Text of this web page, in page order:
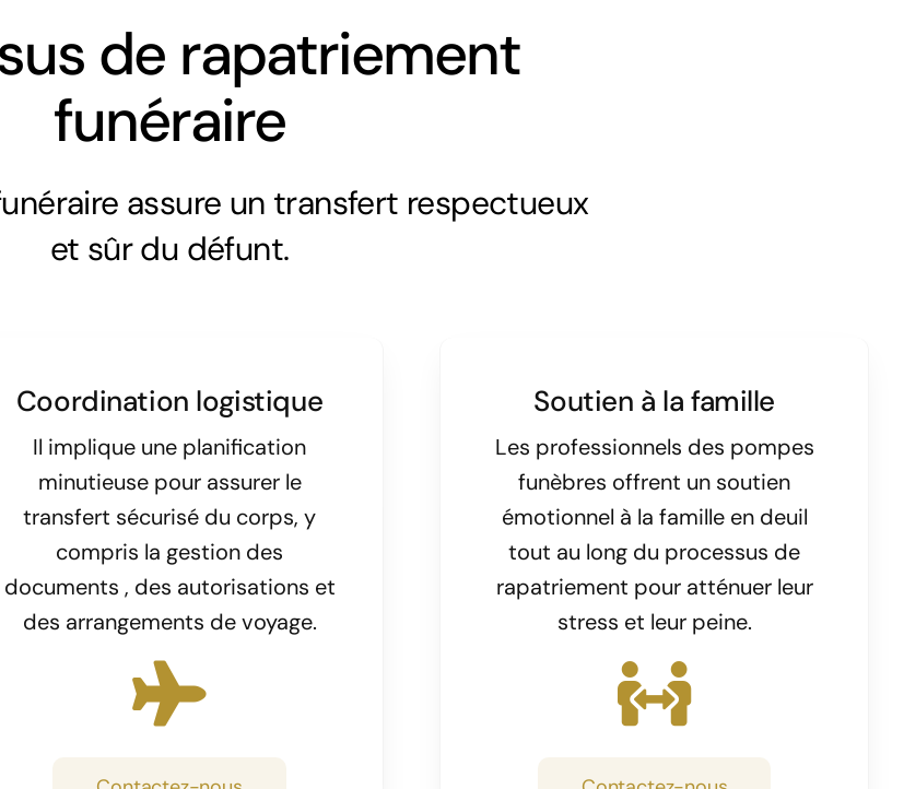
de rapatriement
funéraire
assure un transfert respectueux
et sûr du défunt.
Coordination logistique
Il implique une planification
minutieuse pour assurer le
transfert sécurisé du corps, y
compris la gestion des
documents , des autorisations et
des arrangements de voyage.
Soutien à la famille
Les professionnels des pompes
funèbres offrent un soutien
émotionnel à la famille en deuil
tout au long du processus de
rapatriement pour atténuer leur
stress et leur peine.